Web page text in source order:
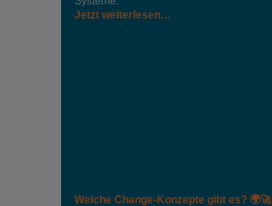
Jetzt weiterlesen…
Welche Change-Konzepte gibt es? 🌍🚀